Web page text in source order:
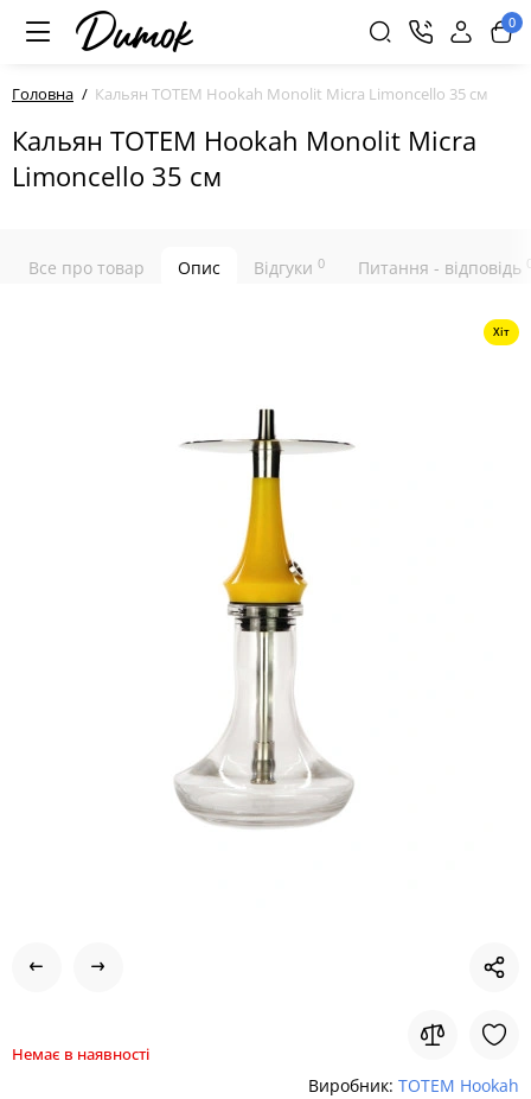
0
Головна Кальян TOTEM Hookah Monolit Micra Limoncello 35 см
Кальян TOTEM Hookah Monolit Micra
Limoncello 35 см
Все про товар Опис Відгуки 0 Питання - відповідь
Хіт
Немає в наявності
Виробник: TOTEM Hookah